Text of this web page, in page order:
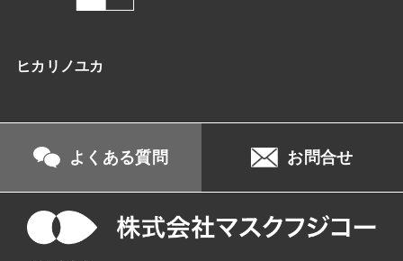
ヒカリノユカ
よくある質問 お問合せ